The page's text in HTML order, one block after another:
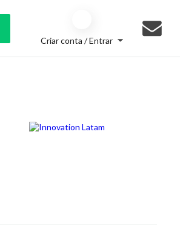
Criar conta / Entrar